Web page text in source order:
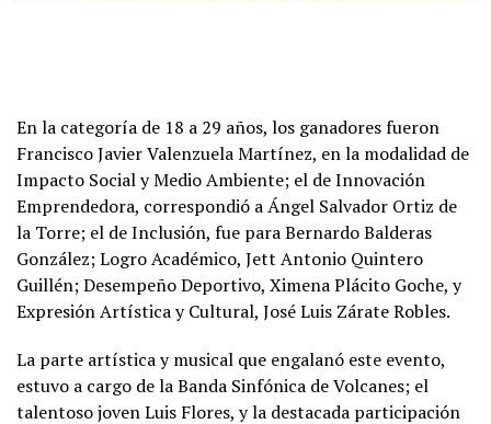
En la categoría de 18 a 29 años, los ganadores fueron
Francisco Javier Valenzuela Martínez, en la modalidad de
Impacto Social y Medio Ambiente; el de Innovación
Emprendedora, correspondió a Ángel Salvador Ortiz de
la Torre; el de Inclusión, fue para Bernardo Balderas
González; Logro Académico, Jett Antonio Quintero
Guillén; Desempeño Deportivo, Ximena Plácito Goche, y
Expresión Artística y Cultural, José Luis Zárate Robles.
La parte artística y musical que engalanó este evento,
estuvo a cargo de la Banda Sinfónica de Volcanes; el
talentoso joven Luis Flores, y la destacada participación